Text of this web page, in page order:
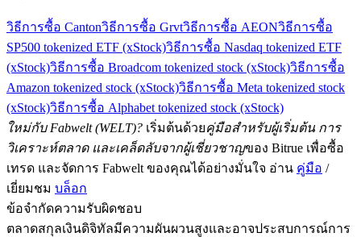
วิธีการซื้อ Cantonวิธีการซื้อ Grvtวิธีการซื้อ AEONวิธีการซื้อ
SP500 tokenized ETF (xStock)วิธีการซื้อ Nasdaq tokenized ETF
(xStock)วิธีการซื้อ Broadcom tokenized stock (xStock)วิธีการซื้อ
Amazon tokenized stock (xStock)วิธีการซื้อ Meta tokenized stock
(xStock)วิธีการซื้อ Alphabet tokenized stock (xStock)
ใหม่กับ Fabwelt (WELT)? เริ่มต้นด้วยคู่มือสำหรับผู้เริ่มต้น การ
วิเคราะห์ตลาด และเคล็ดลับจากผู้เชี่ยวชาญของ Bitrue เพื่อซื้อ
เทรด และจัดการ Fabwelt ของคุณได้อย่างมั่นใจ อ่าน คู่มือ /
เยี่ยมชม บล็อก
ข้อจำกัดความรับผิดชอบ
ตลาดสกุลเงินดิจิทัลมีความผันผวนสูงและอาจประสบการณ์การ